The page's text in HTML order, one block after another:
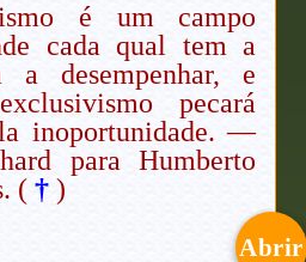
é um campo
cada qual tem a
a desempenhar, e
pecará
inoportunidade. —
para Humberto
(† )
Abrir